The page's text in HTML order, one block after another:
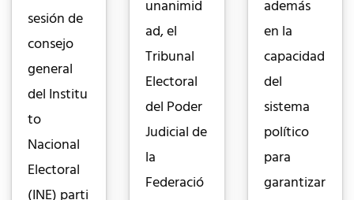
sesión de
consejo
general
del Institu
to
Nacional
Electoral
(INE) parti
unanimid
ad, el
Tribunal
Electoral
del Poder
Judicial de
la
Federació
además
en la
capacidad
del
sistema
político
para
garantizar